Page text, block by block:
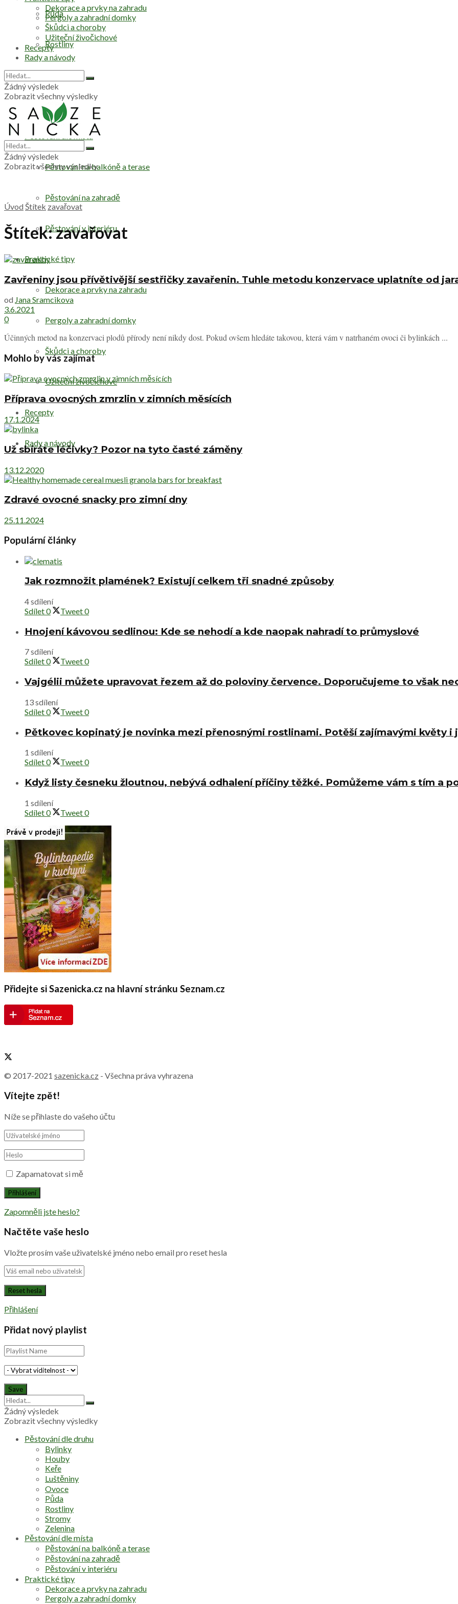
Půda
Rostliny
Zelenina
Pěstování dle místa
Pěstování na balkóně a terase
Pěstování na zahradě
Pěstování v interiéru
Praktické tipy
Dekorace a prvky na zahradu
Pergoly a zahradní domky
Škůdci a choroby
Užiteční živočichové
Recepty
Rady a návody
Dekorace a prvky na zahradu
Pergoly a zahradní domky
Škůdci a choroby
Užiteční živočichové
Recepty
Rady a návody
Žádný výsledek
Zobrazit všechny výsledky
Žádný výsledek
Zobrazit všechny výsledky
Úvod Štítek zavařovat
Štítek:zavařovat
Zavřeniny jsou přívětivější sestřičky zavařenin. Tuhle metodu konzervace uplatníte od
od Jana Sramcikova
3.6.2021
0
Účinných metod na konzervaci plodů přírody není nikdy dost. Pokud ovšem hledáte takovou, která vám v natrhaném ovoci či bylinkách ...
Mohlo by vás zajímat
Příprava ovocných zmrzlin v zimních měsících
17.1.2024
Už sbíráte léčivky? Pozor na tyto časté záměny
13.12.2020
Zdravé ovocné snacky pro zimní dny
25.11.2024
Populární články
Jak rozmnožit plamének? Existují celkem tři snadné způsoby
4 sdílení
Sdílet0 Tweet0
Hnojení kávovou sedlinou: Kde se nehodí a kde naopak nahradí to průmyslové
7 sdílení
Sdílet0 Tweet0
Vajgélii můžete upravovat řezem až do poloviny července. Doporučujeme to však
13 sdílení
Sdílet0 Tweet0
Pětkovec kopinatý je novinka mezi přenosnými rostlinami. Potěší zajímavými květy i
1 sdílení
Sdílet0 Tweet0
Když listy česneku žloutnou, nebývá odhalení příčiny těžké. Pomůžeme vám s tím a
1 sdílení
Sdílet0 Tweet0
Přidejte si Sazenicka.cz na hlavní stránku Seznam.cz
© 2017-2021 sazenicka.cz - Všechna práva vyhrazena
Vítejte zpět!
Níže se přihlaste do vašeho účtu
Zapamatovat si mě
Zapomněli jste heslo?
Načtěte vaše heslo
Vložte prosím vaše uživatelské jméno nebo email pro reset hesla
Přihlášení
Přidat nový playlist
Žádný výsledek
Zobrazit všechny výsledky
Pěstování dle druhu
Bylinky
Houby
Keře
Luštěniny
Ovoce
Půda
Rostliny
Stromy
Zelenina
Pěstování dle místa
Pěstování na balkóně a terase
Pěstování na zahradě
Pěstování v interiéru
Praktické tipy
Dekorace a prvky na zahradu
Pergoly a zahradní domky